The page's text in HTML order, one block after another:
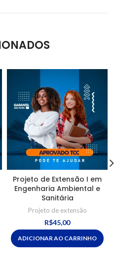
Projeto de Extensão I em
Engenharia Ambiental e
Sanitária
Projeto de extensão
R$45,00
ADICIONAR AO CARRINHO